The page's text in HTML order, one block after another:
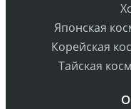
Японская
Корейская
Тайская